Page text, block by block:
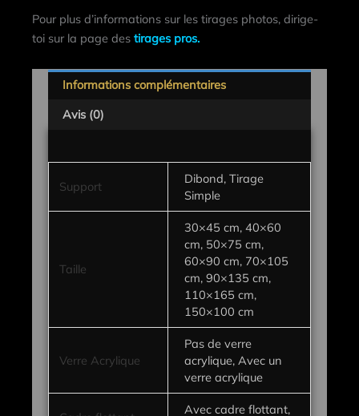
Pour plus d’informations sur les tirages photos, dirige-
toi sur la page des tirages pros.
Informations complémentaires
Avis (0)
Support
Dibond, Tirage
Simple
Taille
30×45 cm, 40×60
cm, 50×75 cm,
60×90 cm, 70×105
cm, 90×135 cm,
110×165 cm,
150×100 cm
Verre Acrylique
Pas de verre
acrylique, Avec un
verre acrylique
Avec cadre flottant,